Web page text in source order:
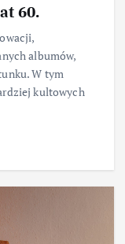
60.
albumów,
W tym
kultowych